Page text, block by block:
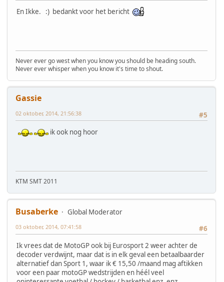
En Ikke. :) bedankt voor het bericht
Never ever go west when you know you should be heading south.
Never ever whisper when you know it's time to shout.
Gassie
#5
02 oktober, 2014, 21:56:38
ik ook nog hoor
KTM SMT 2011
Busaberke
Global Moderator
#6
03 oktober, 2014, 07:41:58
Ik vrees dat de MotoGP ook bij Eurosport 2 weer achter de
decoder verdwijnt, maar dat is in elk geval een betaalbaarder
alternatief dan Sport 1, waar ik € 15,50 /maand mag aftikken
voor een paar motoGP wedstrijden en héél veel